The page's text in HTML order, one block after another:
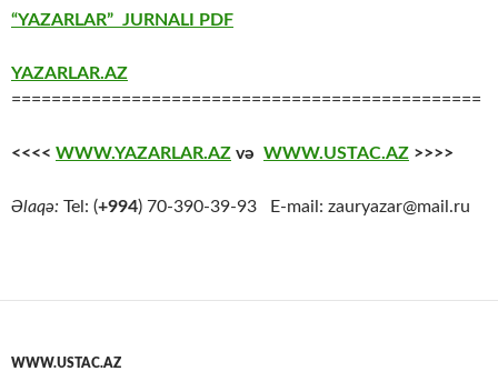
“YAZARLAR” JURNALI PDF
YAZARLAR.AZ
===============================================
<<<< WWW.YAZARLAR.AZ və WWW.USTAC.AZ >>>>
Əlaqə: Tel: (+994) 70-390-39-93 E-mail: zauryazar@mail.ru
WWW.USTAC.AZ